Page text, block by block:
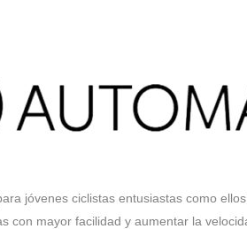
jóvenes ciclistas entusiastas como
mayor facilidad y aumentar la